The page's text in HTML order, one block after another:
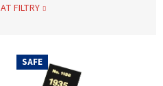
FILTRY
SAFE